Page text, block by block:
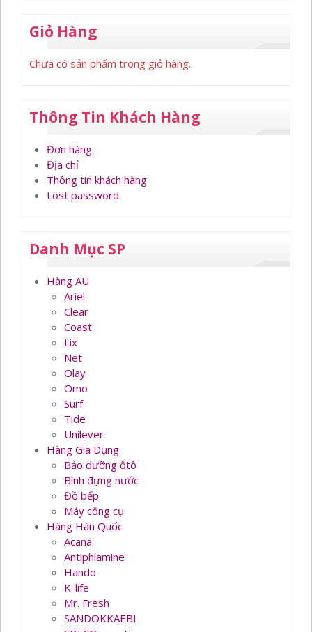
Giỏ Hàng
Chưa có sản phẩm trong giỏ hàng.
Thông Tin Khách Hàng
Đơn hàng
Địa chỉ
Thông tin khách hàng
Lost password
Danh Mục SP
Hàng AU
Ariel
Clear
Coast
Lix
Net
Olay
Omo
Surf
Tide
Unilever
Hàng Gia Dụng
Bảo dưỡng ôtô
Bình đựng nước
Đồ bếp
Máy công cụ
Hàng Hàn Quốc
Acana
Antiphlamine
Hando
K-life
Mr. Fresh
SANDOKKAEBI